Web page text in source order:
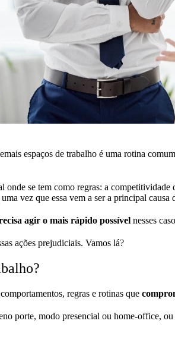
espaços de trabalho é uma rotina
onde se tem como regras: a
vez que essa vem a ser a principal causa
agir o mais rápido possível nesses
ações prejudiciais. Vamos lá?
regras e rotinas que
porte, modo presencial ou home-office,